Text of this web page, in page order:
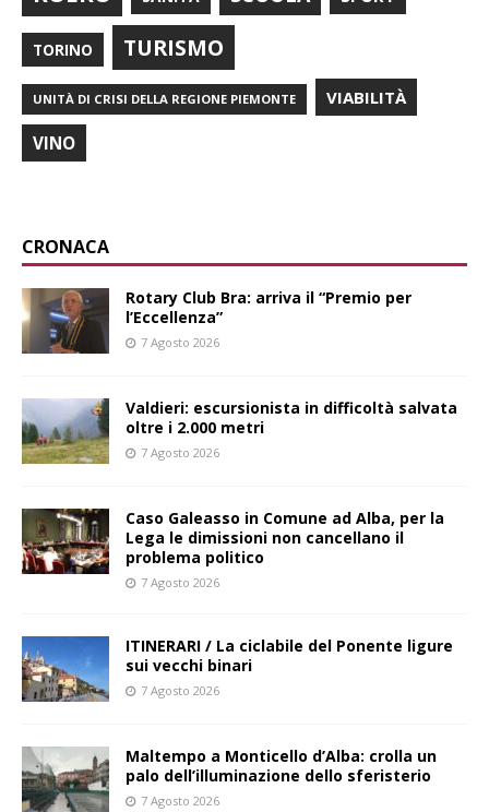
TORINO TURISMO
UNITÀ DI CRISI DELLA REGIONE PIEMONTE VIABILITÀ
VINO
CRONACA
Rotary Club Bra: arriva il “Premio per
l’Eccellenza”
7 Agosto 2026
Valdieri: escursionista in difficoltà salvata
oltre i 2.000 metri
7 Agosto 2026
Caso Galeasso in Comune ad Alba, per la
Lega le dimissioni non cancellano il
problema politico
7 Agosto 2026
ITINERARI / La ciclabile del Ponente ligure
sui vecchi binari
7 Agosto 2026
Maltempo a Monticello d’Alba: crolla un
palo dell’illuminazione dello sferisterio
7 Agosto 2026